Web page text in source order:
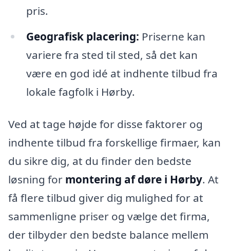
pris.
Geografisk placering: Priserne kan
variere fra sted til sted, så det kan
være en god idé at indhente tilbud fra
lokale fagfolk i Hørby.
Ved at tage højde for disse faktorer og
indhente tilbud fra forskellige firmaer, kan
du sikre dig, at du finder den bedste
løsning for montering af døre i Hørby. At
få flere tilbud giver dig mulighed for at
sammenligne priser og vælge det firma,
der tilbyder den bedste balance mellem